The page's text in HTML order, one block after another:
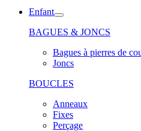
Enfant
BAGUES & JONCS
Bagues à pierres de
Joncs
BOUCLES
Anneaux
Fixes
Perçage